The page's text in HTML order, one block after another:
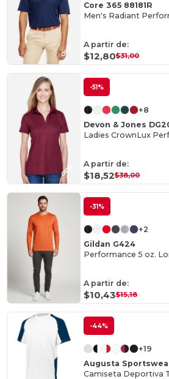
Core 365 88181R
A partir de:
$12,80$31,00
-51%
+8
Devon & Jones
Ladies CrownLux
A partir de:
$18,52$38,00
-31%
+2
Gildan G424
Performance 5 oz.
A partir de:
$10,43$15,18
-44%
+19
Augusta Sportswear